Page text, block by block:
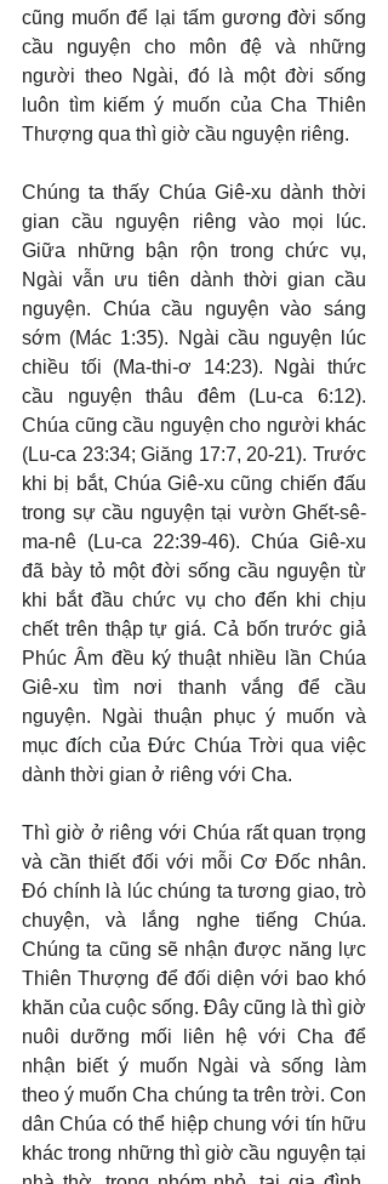
cũng muốn để lại tấm gương đời sống
cầu nguyện cho môn đệ và những
người theo Ngài, đó là một đời sống
luôn tìm kiếm ý muốn của Cha Thiên
Thượng qua thì giờ cầu nguyện riêng.
Chúng ta thấy Chúa Giê-xu dành thời
gian cầu nguyện riêng vào mọi lúc.
Giữa những bận rộn trong chức vụ,
Ngài vẫn ưu tiên dành thời gian cầu
nguyện. Chúa cầu nguyện vào sáng
sớm (Mác 1:35). Ngài cầu nguyện lúc
chiều tối (Ma-thi-ơ 14:23). Ngài thức
cầu nguyện thâu đêm (Lu-ca 6:12).
Chúa cũng cầu nguyện cho người khác
(Lu-ca 23:34; Giăng 17:7, 20-21). Trước
khi bị bắt, Chúa Giê-xu cũng chiến đấu
trong sự cầu nguyện tại vườn Ghết-sê-
ma-nê (Lu-ca 22:39-46). Chúa Giê-xu
đã bày tỏ một đời sống cầu nguyện từ
khi bắt đầu chức vụ cho đến khi chịu
chết trên thập tự giá. Cả bốn trước giả
Phúc Âm đều ký thuật nhiều lần Chúa
Giê-xu tìm nơi thanh vắng để cầu
nguyện. Ngài thuận phục ý muốn và
mục đích của Đức Chúa Trời qua việc
dành thời gian ở riêng với Cha.
Thì giờ ở riêng với Chúa rất quan trọng
và cần thiết đối với mỗi Cơ Đốc nhân.
Đó chính là lúc chúng ta tương giao, trò
chuyện, và lắng nghe tiếng Chúa.
Chúng ta cũng sẽ nhận được năng lực
Thiên Thượng để đối diện với bao khó
khăn của cuộc sống. Đây cũng là thì giờ
nuôi dưỡng mối liên hệ với Cha để
nhận biết ý muốn Ngài và sống làm
theo ý muốn Cha chúng ta trên trời. Con
dân Chúa có thể hiệp chung với tín hữu
khác trong những thì giờ cầu nguyện tại